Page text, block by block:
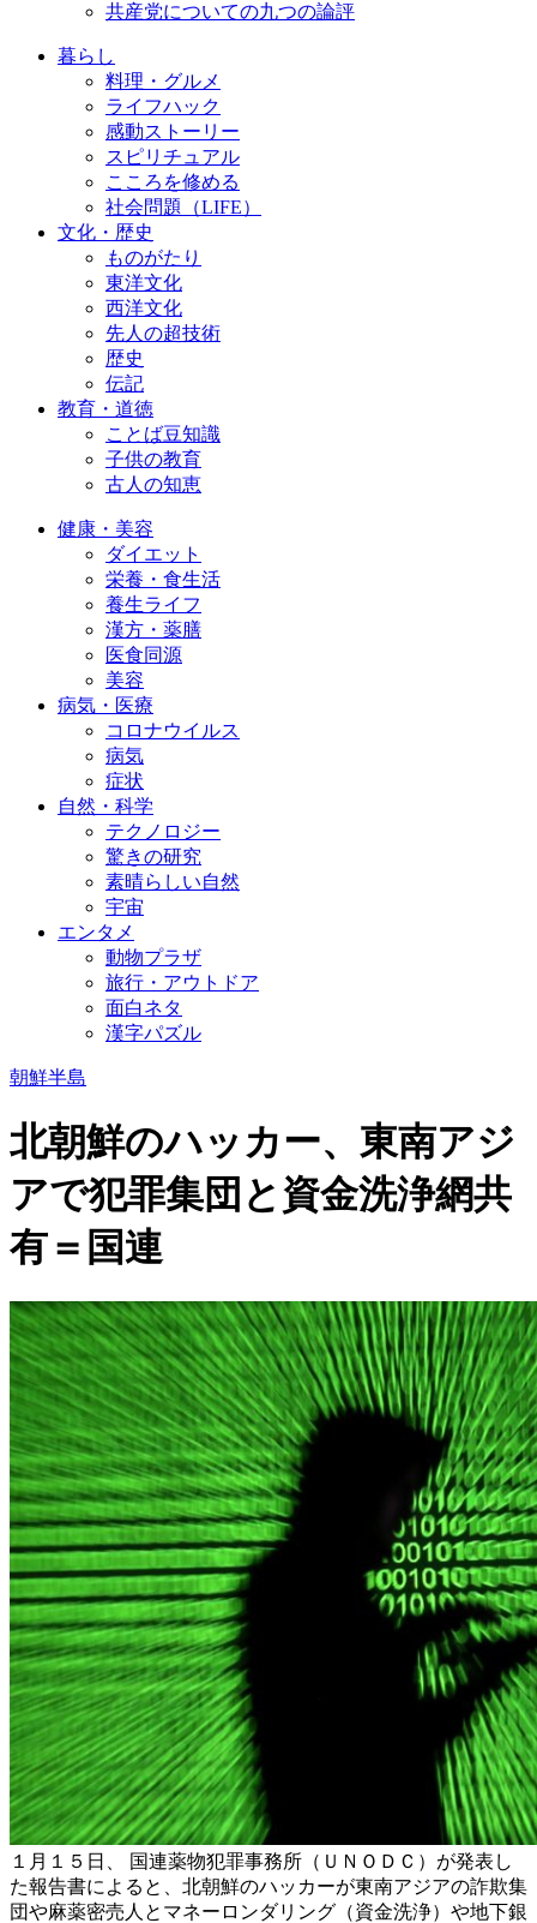
共産党についての九つの論評
暮らし
料理・グルメ
ライフハック
感動ストーリー
スピリチュアル
こころを修める
社会問題（LIFE）
文化・歴史
ものがたり
東洋文化
西洋文化
先人の超技術
歴史
伝記
教育・道徳
ことば豆知識
子供の教育
古人の知恵
健康・美容
ダイエット
栄養・食生活
養生ライフ
漢方・薬膳
医食同源
美容
病気・医療
コロナウイルス
病気
症状
自然・科学
テクノロジー
驚きの研究
素晴らしい自然
宇宙
エンタメ
動物プラザ
旅行・アウトドア
面白ネタ
漢字パズル
朝鮮半島
北朝鮮のハッカー、東南アジ
アで犯罪集団と資金洗浄網共
有＝国連
１月１５日、 国連薬物犯罪事務所（ＵＮＯＤＣ）が発表し
た報告書によると、北朝鮮のハッカーが東南アジアの詐欺集
団や麻薬密売人とマネーロンダリング（資金洗浄）や地下銀